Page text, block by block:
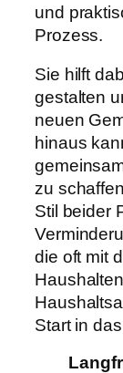
und
Prozess.
Sie hilft
gestalten
neuen
hinaus
zu
Stil beider
die oft mit
Start in